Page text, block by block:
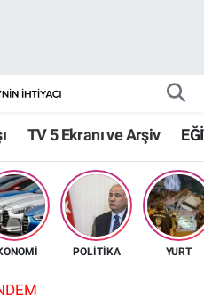
TV 5 Ekranı ve Arşiv
POLİTİKA YURT